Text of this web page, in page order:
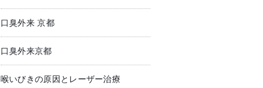
口臭外来 京都
口臭外来京都
喉いびきの原因とレーザー治療